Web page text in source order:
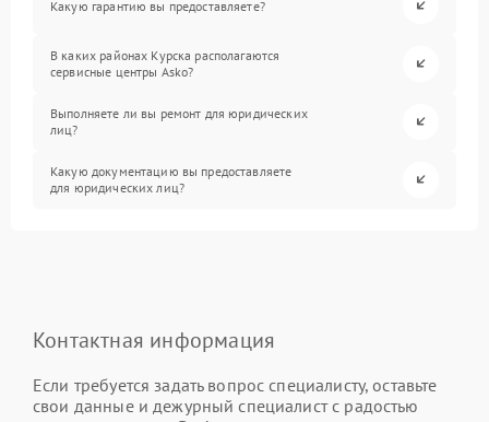
Какую гарантию вы предоставляете?
В каких районах Курска располагаются
сервисные центры Asko?
Выполняете ли вы ремонт для юридических
лиц?
Какую документацию вы предоставляете
для юридических лиц?
Контактная информация
Если требуется задать вопрос специалисту, оставьте
свои данные и дежурный специалист с радостью